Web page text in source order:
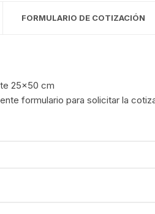
FORMULARIO DE COTIZACIÓN
25×50 cm
formulario para solicitar la